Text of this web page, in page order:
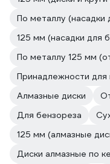
По металлу
125 мм (насадки для
По металлу 125 мм
Алмазные диски
Для бензореза
125 мм (алмазные
Диски алмазные по